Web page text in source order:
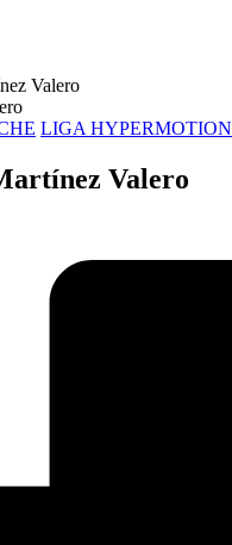
Valero
LIGA HYPERMOTION
Valero